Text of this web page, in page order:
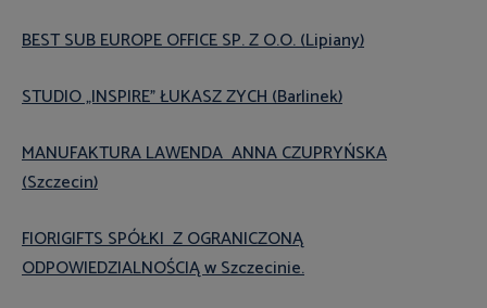
BEST SUB EUROPE OFFICE SP. Z O.O. (Lipiany)
STUDIO „INSPIRE” ŁUKASZ ZYCH (Barlinek)
MANUFAKTURA LAWENDA ANNA CZUPRYŃSKA
(Szczecin)
FIORIGIFTS SPÓŁKI Z OGRANICZONĄ
ODPOWIEDZIALNOŚCIĄ w Szczecinie.